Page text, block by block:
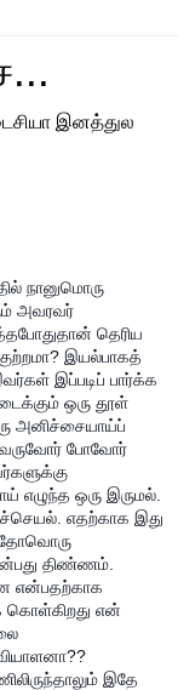
இனத்துல
நானுமொரு
அவரவர்
தெரிய
இயல்பாகத்
இப்படிப் பார்க்க
ஒரு தூள்
அனிச்சையாய்ப்
வருவோர் போவோர்
எழுந்த ஒரு இருமல்.
எதற்காக இது
திண்ணம்.
என்பதற்காக
கொள்கிறது என்
இதே